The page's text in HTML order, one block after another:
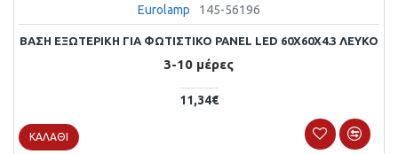
Eurolamp 145-56196
ΒΑΣΗ ΕΞΩΤΕΡΙΚΗ ΓΙΑ ΦΩΤΙΣΤΙΚΟ PANEL LED 60X60X4.3 ΛΕΥΚΟ
3-10 μέρες
11,34€
ΚΑΛΆΘΙ